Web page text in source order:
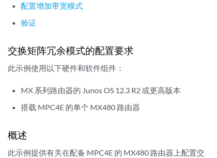
配置增加带宽模式
验证
交换矩阵冗余模式的配置要求
此示例使用以下硬件和软件组件：
MX 系列路由器的 Junos OS 12.3 R2 或更高版本
搭载 MPC4E 的单个 MX480 路由器
概述
此示例提供有关在配备 MPC4E 的 MX480 路由器上配置交